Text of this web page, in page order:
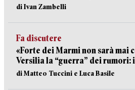
di Ivan Zambelli
Fa discutere
«Forte dei Marmi non sarà mai
Versilia la “guerra” dei rumori:
di Matteo Tuccini e Luca Basile